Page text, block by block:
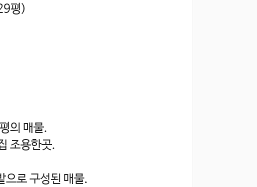
평)
의 매물.
조용한곳.
으로 구성된 매물.